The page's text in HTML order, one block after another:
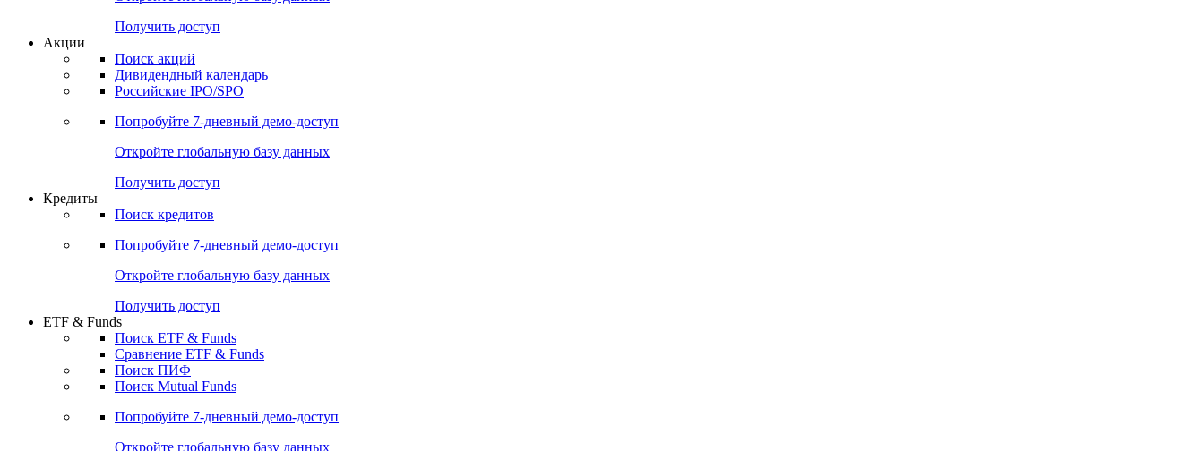
Попробуйте7-дневный
Откройте глобальную базу данных
Получить доступ
Акции
Поиск акций
Дивидендный календарь
Российские IPO/SPO
Попробуйте7-дневный
Откройте глобальную базу данных
Получить доступ
Кредиты
Поиск кредитов
Попробуйте7-дневный
Откройте глобальную базу данных
Получить доступ
ETF & Funds
Поиск ETF & Funds
Сравнение ETF & Funds
Поиск ПИФ
Поиск Mutual Funds